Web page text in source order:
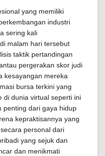
yang memiliki
industri
sering kali
malam hari tersebut
taktik pertandingan
pergerakan skor judi
kesayangan mereka
bursa terkini yang
di dunia virtual seperti ini
penting dari gaya hidup
kepraktisannya yang
personal dari
yang sejuk dan
dan menikmati